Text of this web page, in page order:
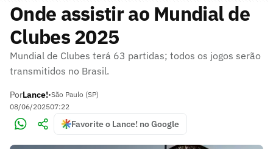
Onde assistir ao Mundial de
Clubes 2025
Mundial de Clubes terá 63 partidas; todos os jogos serão
transmitidos no Brasil.
PorLance!•São Paulo (SP)
08/06/202507:22
Favorite o Lance! no Google